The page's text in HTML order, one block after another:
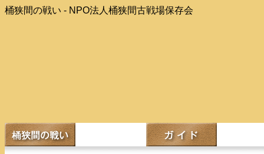
桶狭間の戦い - NPO法人桶狭間古戦場保存会